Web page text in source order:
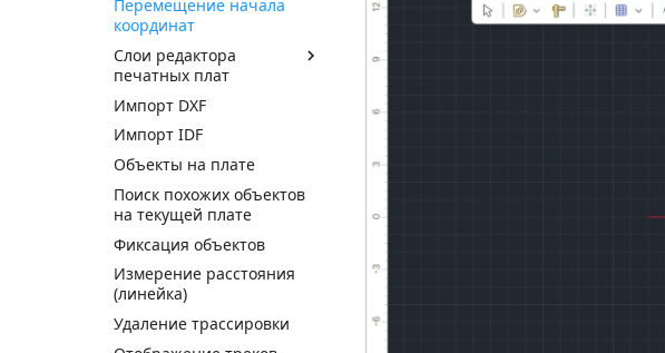
Перемещение начала
координат
Слои редактора
печатных плат
Импорт DXF
Импорт IDF
Объекты на плате
Поиск похожих объектов
на текущей плате
Фиксация объектов
Измерение расстояния
(линейка)
Удаление трассировки